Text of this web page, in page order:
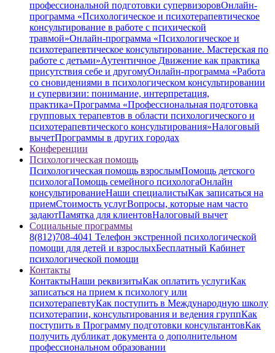
профессиональной подготовки супервизоровОнлайн-
программа «Психологическое и психотерапевтическое
консультирование в работе с психической
травмой»Онлайн-программа «Психологическое и
психотерапевтическое консультирование. Мастерская по
работе с детьми»Аутентичное Движение как практика
присутствия себе и другомуОнлайн-программа «Работа
со сновидениями в психологическом консультировании
и супервизии: понимание, интерпретация,
практика»Программа «Профессиональная подготовка
групповых терапевтов в области психологического и
психотерапевтического консультирования»Налоговый
вычетПрограммы в других городах
Конференции
Психологическая помощь
Психологическая помощь взрослымПомощь детского
психологаПомощь семейного психологаОнлайн
консультированиеНаши специалистыКак записаться на
приемСтоимость услугВопросы, которые нам часто
задаютПамятка для клиентовНалоговый вычет
Социальные программы
8(812)708-4041 Телефон экстренной психологической
помощи для детей и взрослыхБесплатный Кабинет
психологической помощи
Контакты
КонтактыНаши реквизитыКак оплатить услугиКак
записаться на прием к психологу или
психотерапевтуКак поступить в Международную школу
психотерапии, консультирования и ведения группКак
поступить в Программу подготовки консультантовКак
получить дубликат документа о дополнительном
профессиональном образовании